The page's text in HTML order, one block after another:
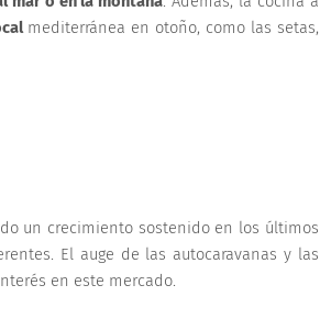
mediterránea en otoño, como las setas,
un crecimiento sostenido en los últimos
El auge de las autocaravanas y las
en este mercado.